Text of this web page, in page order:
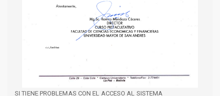
SI TIENE PROBLEMAS CON EL ACCESO AL SISTEMA